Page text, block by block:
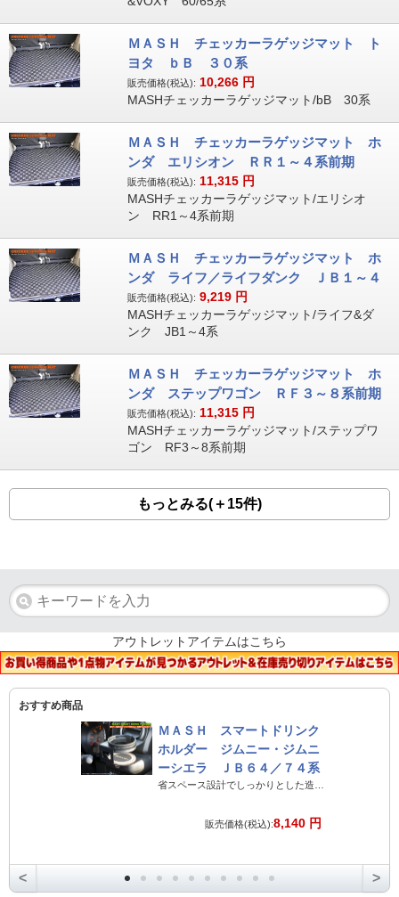
ＭＡＳＨ チェッカーラゲッジマット ト
ヨタ ｂＢ ３０系
販売価格(税込): 10,266 円
MASHチェッカーラゲッジマット/bB 30系
ＭＡＳＨ チェッカーラゲッジマット ホ
ンダ エリシオン ＲＲ１～４系前期
販売価格(税込): 11,315 円
MASHチェッカーラゲッジマット/エリシオ
ン RR1～4系前期
ＭＡＳＨ チェッカーラゲッジマット ホ
ンダ ライフ／ライフダンク ＪＢ１～４
販売価格(税込): 9,219 円
MASHチェッカーラゲッジマット/ライフ&ダ
ンク JB1～4系
ＭＡＳＨ チェッカーラゲッジマット ホ
ンダ ステップワゴン ＲＦ３～８系前期
販売価格(税込): 11,315 円
MASHチェッカーラゲッジマット/ステップワ
ゴン RF3～8系前期
もっとみる(＋15件)
アウトレットアイテムはこちら
おすすめ商品
ＭＡＳＨ スマートドリンク
ホルダー ジムニー・ジムニ
ーシエラ ＪＢ６４／７４系
販売価格(税込):8,140 円
< >